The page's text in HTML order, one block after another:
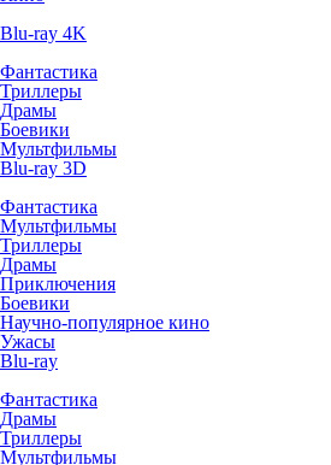
Blu-ray 4K
Фантастика
Триллеры
Драмы
Боевики
Мультфильмы
Blu-ray 3D
Фантастика
Мультфильмы
Триллеры
Драмы
Приключения
Боевики
Научно-популярное кино
Ужасы
Blu-ray
Фантастика
Драмы
Триллеры
Мультфильмы